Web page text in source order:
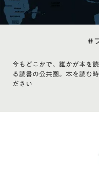
#
今もどこかで、誰かが本を
る読書の公共圏。本を読む
ださい